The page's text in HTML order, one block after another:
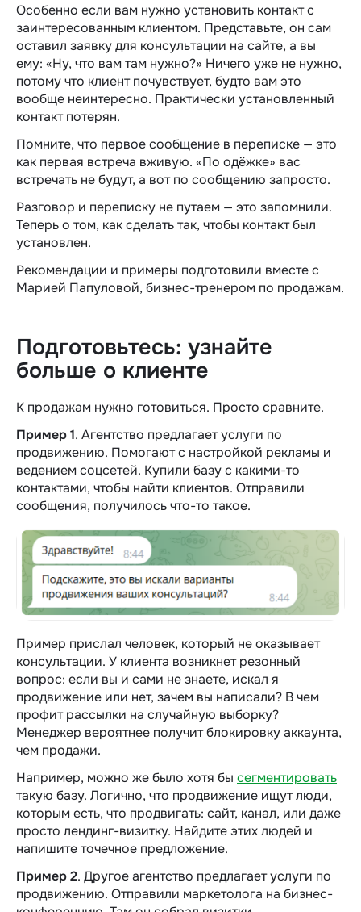
Особенно если вам нужно установить контакт с
заинтересованным клиентом. Представьте, он сам
оставил заявку для консультации на сайте, а вы
ему: «Ну, что вам там нужно?» Ничего уже не нужно,
потому что клиент почувствует, будто вам это
вообще неинтересно. Практически установленный
контакт потерян.
Помните, что первое сообщение в переписке — это
как первая встреча вживую. «По одёжке» вас
встречать не будут, а вот по сообщению запросто.
Разговор и переписку не путаем — это запомнили.
Теперь о том, как сделать так, чтобы контакт был
установлен.
Рекомендации и примеры подготовили вместе с
Марией Папуловой, бизнес-тренером по продажам.
Подготовьтесь: узнайте
больше о клиенте
К продажам нужно готовиться. Просто сравните.
Пример 1. Агентство предлагает услуги по
продвижению. Помогают с настройкой рекламы и
ведением соцсетей. Купили базу с какими-то
контактами, чтобы найти клиентов. Отправили
сообщения, получилось что-то такое.
Пример прислал человек, который не оказывает
консультации. У клиента возникнет резонный
вопрос: если вы и сами не знаете, искал я
продвижение или нет, зачем вы написали? В чем
профит рассылки на случайную выборку?
Менеджер вероятнее получит блокировку аккаунта,
чем продажи.
Например, можно же было хотя бы сегментировать
такую базу. Логично, что продвижение ищут люди,
которым есть, что продвигать: сайт, канал, или даже
просто лендинг-визитку. Найдите этих людей и
напишите точечное предложение.
Пример 2. Другое агентство предлагает услуги по
продвижению. Отправили маркетолога на бизнес-